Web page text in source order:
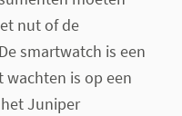
nut of de
smartwatch is een
is op een
Juniper